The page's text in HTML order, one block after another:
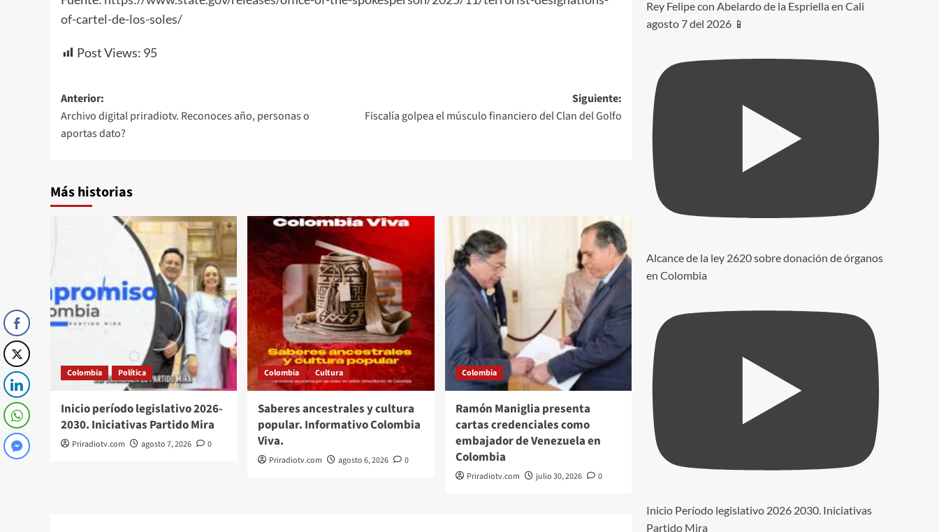
of-cartel-de-los-soles/
Post Views: 95
Navegación
de
entradas
Anterior:
Archivo digital priradiotv. Reconoces año, personas o
aportas dato?
Siguiente:
Fiscalía golpea el músculo financiero del Clan del Golfo
Más historias
Colombia Política
Inicio período legislativo 2026-
2030. Iniciativas Partido Mira
Priradiotv.com agosto 7, 2026 0
Colombia Cultura
Saberes ancestrales y cultura
popular. Informativo Colombia
Viva.
Priradiotv.com agosto 6, 2026 0
Colombia
Ramón Maniglia presenta
cartas credenciales como
embajador de Venezuela en
Colombia
Priradiotv.com julio 30, 2026 0
Rey Felipe con Abelardo de la Espriella en Cali
agosto 7 del 2026 📱
Alcance de la ley 2620 sobre donación de órganos
en Colombia
Inicio Período legislativo 2026 2030. Iniciativas
Partido Mira